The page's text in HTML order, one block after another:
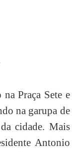
Praça Sete e
na garupa de
cidade. Mais
Antonio